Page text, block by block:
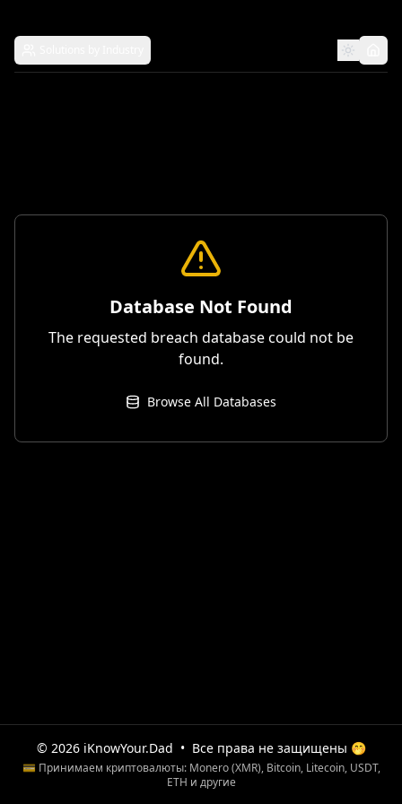
Database Not Found
The requested breach database could not be
found.
Browse All Databases
© 2026 iKnowYour.Dad • Все права не защищены 🤭
💳 Принимаем криптовалюты: Monero (XMR), Bitcoin, Litecoin, USDT,
ETH и другие